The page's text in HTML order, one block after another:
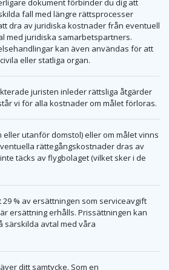
dokument förbinder du dig att
fall med längre rättsprocesser
dra av juridiska kostnader från eventuell
med juridiska samarbetspartners.
kan även användas för att
eller statliga organ.
juristen inleder rättsliga åtgärder
vi för alla kostnader om målet förloras.
eller utanför domstol) eller om målet vinns
rättegångskostnader dras av
täcks av flygbolaget (vilket sker i de
% av ersättningen som serviceavgift
ersättning erhålls. Prissättningen kan
särskilda avtal med våra
ditt samtycke. Som en